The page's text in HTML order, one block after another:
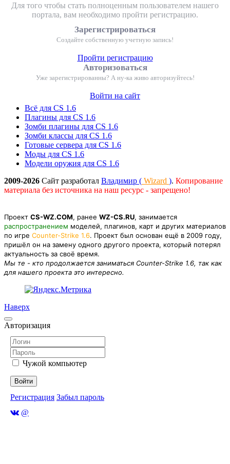
Для того чтобы стать полноценным пользователем нашего
портала, вам необходимо пройти регистрацию.
Зарегистрироваться
Создайте собственную учетную запись!
Пройти регистрацию
Авторизоваться
Уже зарегистрированны? А ну-ка живо авторизуйтесь!
Войти на сайт
Всё для CS 1.6
Плагины для CS 1.6
Зомби плагины для CS 1.6
Зомби классы для CS 1.6
Готовые сервера для CS 1.6
Моды для CS 1.6
Модели оружия для CS 1.6
2009-2026 Сайт разработал Владимир ( Wizard ). Копирование
материала без источника на наш ресурс - запрещено!
Проект CS-WZ.COM, ранее WZ-CS.RU, занимается
распространением моделей, плагинов, карт и других материалов
по игре Counter-Strike 1.6. Проект был основан ещё в 2009 году,
пришёл он на замену одного другого проекта, который потерял
актуальность за своё время.
Мы те - кто продолжается заниматься Counter-Strike 1.6, так как
для нашего проекта это интересно.
Наверх
Авторизация
Чужой компьютер
Войти
Регистрация Забыл пароль
@